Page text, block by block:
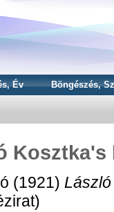
Év Böngészés,
(1921)